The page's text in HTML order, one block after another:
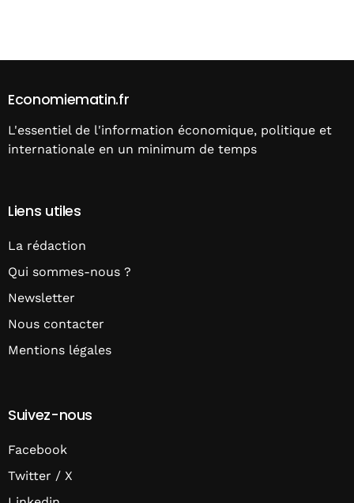
Economiematin.fr
L'essentiel de l'information économique, politique et
internationale en un minimum de temps
Liens utiles
La rédaction
Qui sommes-nous ?
Newsletter
Nous contacter
Mentions légales
Suivez-nous
Facebook
Twitter / X